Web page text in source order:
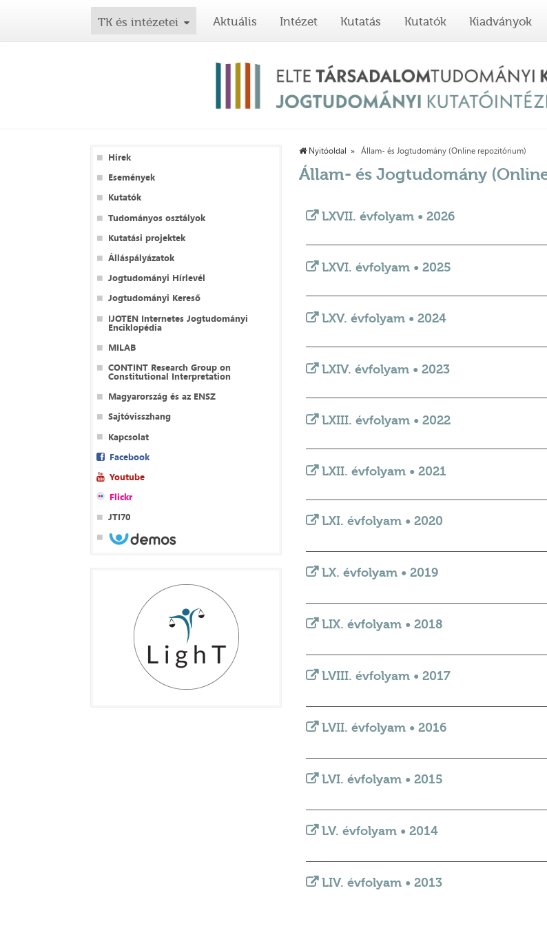
TK és intézetei Aktuális Intézet Kutatás Kutatók Kiadványok
Hírek
Események
Kutatók
Tudományos osztályok
Kutatási projektek
Álláspályázatok
Jogtudományi Hírlevél
Jogtudományi Kereső
IJOTEN Internetes Jogtudományi
Enciklopédia
MILAB
CONTINT Research Group on
Constitutional Interpretation
Magyarország és az ENSZ
Sajtóvisszhang
Kapcsolat
Facebook
Youtube
Flickr
JTI70
Nyitóoldal Állam- és Jogtudomány (Online repozitórium)
Állam- és Jogtudomány
LXVII. évfolyam • 2026
LXVI. évfolyam • 2025
LXV. évfolyam • 2024
LXIV. évfolyam • 2023
LXIII. évfolyam • 2022
LXII. évfolyam • 2021
LXI. évfolyam • 2020
LX. évfolyam • 2019
LIX. évfolyam • 2018
LVIII. évfolyam • 2017
LVII. évfolyam • 2016
LVI. évfolyam • 2015
LV. évfolyam • 2014
LIV. évfolyam • 2013